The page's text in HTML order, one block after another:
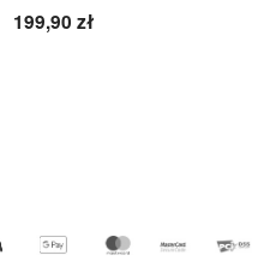
199,90 zł